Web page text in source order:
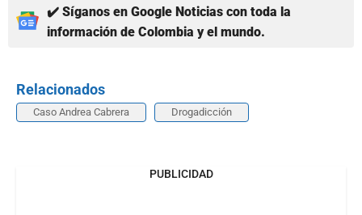
✔️ Síganos en Google Noticias con toda la
información de Colombia y el mundo.
Relacionados
Caso Andrea Cabrera Drogadicción
PUBLICIDAD